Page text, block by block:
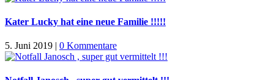
Kater Lucky hat eine neue Familie !!!!!
5. Juni 2019 | 0 Kommentare